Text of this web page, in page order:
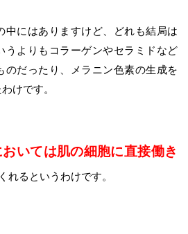
中にはありますけど、どれも結局は
うよりもコラーゲンやセラミドなど
のだったり、メラニン色素の生成を
けです。
いては肌の細胞に直接働き
れるというわけです。